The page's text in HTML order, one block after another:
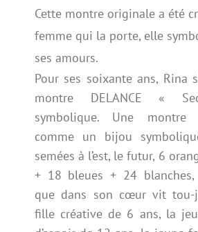
Cette montre originale a été
femme qui la porte, elle
ses amours.
Pour ses soixante ans, Rina
montre DELANCE «
symbolique. Une montre
comme un bijou
semées à l’est, le futur, 6
+ 18 bleues + 24
que dans son cœur vit
fille créative de 6 ans, la